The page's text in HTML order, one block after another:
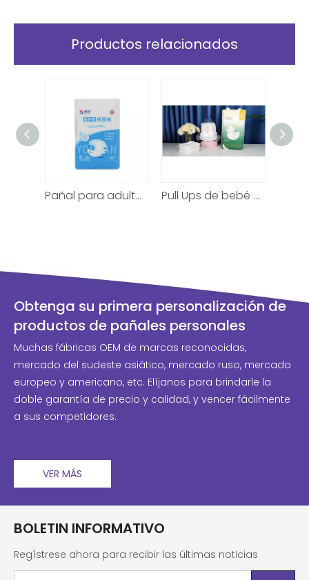
Productos relacionados
Pañal para adultos certificado tamaño M para uso diurno Pull Ups de bebé desechables suaves para la noche
Obtenga su primera personalización de
productos de pañales personales
Muchas fábricas OEM de marcas reconocidas,
mercado del sudeste asiático, mercado ruso, mercado
europeo y americano, etc. Elíjanos para brindarle la
doble garantía de precio y calidad, y vencer fácilmente
a sus competidores.
VER MÁS
BOLETIN INFORMATIVO
Regístrese ahora para recibir las últimas noticias